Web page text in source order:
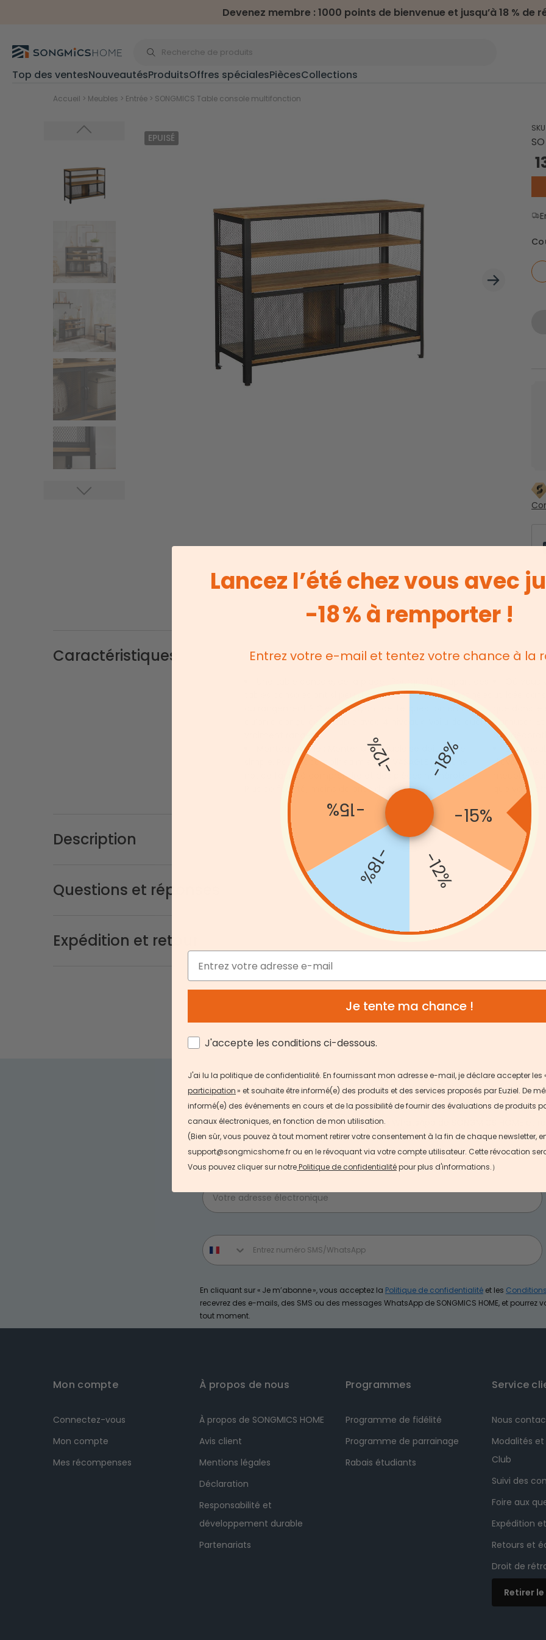
Top des ventesNouveautésProduits
Pour extérieur et jardin>
Meubles terrasse & jardin
Parasols & stores
Parasols
Stores latéraux
Stores
Accessoires stores latéraux
Couvertures de pique-nique
Offres spécialesPiècesCollections
Devenez membre : 1000 points de bienvenue et jusqu’à 18 % de
Accueil > Meubles > Entrée > SONGMICS Table console multifonction
EPUISÉ
Caractéristiques
tables consoles ont si peu d’espace si elles sont destinées
au rangement ? C’est en ayant cette question en tête
qu’on a conçu cette table avec 4 niveaux. Voilà de quoi
vraiment ranger !
Où
utilisée
que dans
s'amuser.
des
Montage facile : Monter un meuble se doit d’être
simple. Pour accomplir sa mission, VASAGLE joint une
notice facile à comprendre et des pièces numérotées.
Plus de facilité, moins de prise de tête !
Des
d’avoir une
meubles
que vous
Description
Questions et réponses
Expédition et retour
ÉCONOMISEZ 20 €
Inscrivez-vous à la newsletter, aux SMS ou à WhatsApp de SONGMICS HOME et
immédiatement un coupon de 20 € de réduction.
Vous pouvez choisir l’un des canaux pour obtenir votre coupon, mais les
cumulables entre eux.
Phone number
En cliquant sur « Je m’abonne », vous acceptez la Politique de confidentialité et les Conditions
recevrez des e-mails, des SMS ou des messages WhatsApp de SONGMICS HOME, et pourrez
tout moment.
Mon compte
Connectez-vous
Mon compte
Mes récompenses
À propos de nous
À propos de SONGMICS HOME
Avis client
Mentions légales
Déclaration
Responsabilité et
développement durable
Partenariats
Programmes
Programme de fidélité
Programme de parrainage
Rabais étudiants
Service
Nous
Modalités
Club
Suivi des
Foire aux
Expédition
Retours et
Droit de
Retirer
Lancez l’été chez vous avec
-18 % à remporter !
Entrez votre e-mail et tentez votre chance à la
-18%
-15%
-12%
-18%
-15%
-12%
Je tente ma chance !
AGREEJ'accepte les conditions ci-dessous.
J'ai lu la politique de confidentialité. En fournissant mon adresse e-mail, je déclare accepter les
participation» et souhaite être informé(e) des produits et des services proposés par Euziel. De
informé(e) des événements en cours et de la possibilité de fournir des évaluations de produits
canaux électroniques, en fonction de mon utilisation.
(Bien sûr, vous pouvez à tout moment retirer votre consentement à la fin de chaque newsletter,
support@songmicshome.fr ou en le révoquant via votre compte utilisateur. Cette révocation
Vous pouvez cliquer sur notrePolitique de confidentialitépour plus d'informations.）